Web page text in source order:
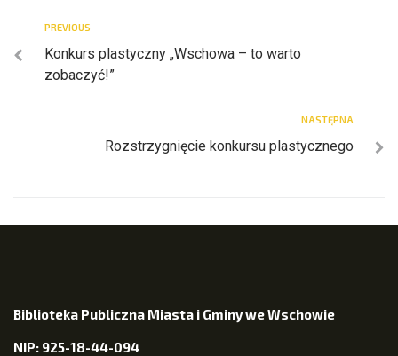
PREVIOUS
Konkurs plastyczny „Wschowa – to warto
zobaczyć!”
NASTĘPNA
Rozstrzygnięcie konkursu plastycznego
Biblioteka Publiczna Miasta i Gminy we Wschowie
NIP: 925-18-44-094